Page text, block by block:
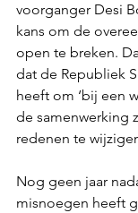
voorganger Desi
kans om de
open te breken.
dat de Republiek
heeft om ‘bij een
de samenwerking
redenen te
Nog geen jaar
misnoegen heeft